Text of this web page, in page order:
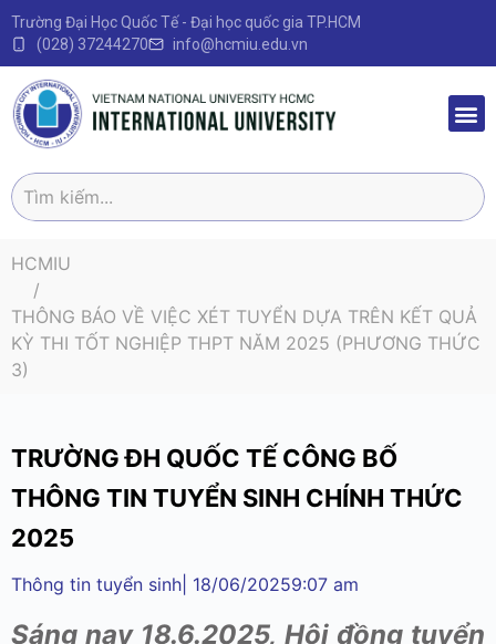
Trường Đại Học Quốc Tế - Đại học quốc gia TP.HCM
(028) 37244270
info@hcmiu.edu.vn
HCMIU
THÔNG BÁO VỀ VIỆC XÉT TUYỂN DỰA TRÊN KẾT QUẢ
KỲ THI TỐT NGHIỆP THPT NĂM 2025 (PHƯƠNG THỨC
3)
TRƯỜNG ĐH QUỐC TẾ CÔNG BỐ
THÔNG TIN TUYỂN SINH CHÍNH THỨC
2025
Thông tin tuyển sinh 18/06/20259:07 am
Sáng nay 18.6.2025, Hội đồng tuyển